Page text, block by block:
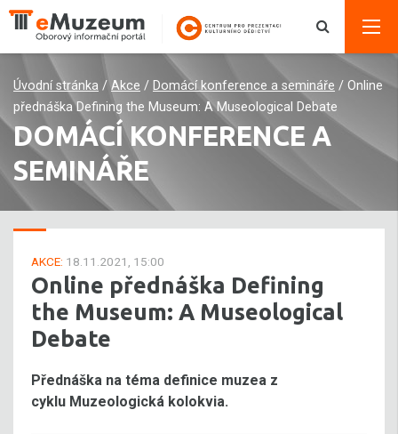
Úvodní stránka / Akce / Domácí konference a semináře / Online
přednáška Defining the Museum: A Museological Debate
DOMÁCÍ KONFERENCE A
SEMINÁŘE
AKCE: 18.11.2021, 15:00
Online přednáška Defining
the Museum: A Museological
Debate
Přednáška na téma definice muzea z
cyklu Muzeologická kolokvia.